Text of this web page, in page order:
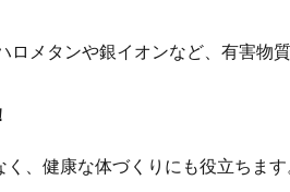
ロメタンや銀イオンなど、有害物
、健康な体づくりにも役立ちま